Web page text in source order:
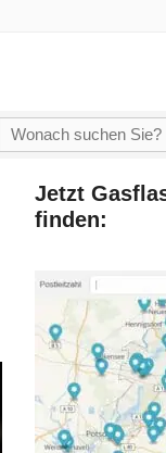
Suche
Jetzt
finden: